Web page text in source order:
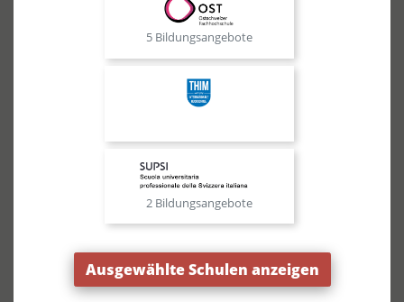
5 Bildungsangebote
2 Bildungsangebote
Ausgewählte Schulen anzeigen